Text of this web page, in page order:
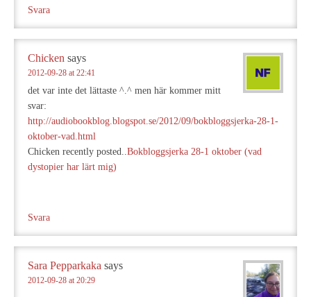
Svara
Chicken says
2012-09-28 at 22:41
det var inte det lättaste ^.^ men här kommer mitt
svar:
http://audiobookblog.blogspot.se/2012/09/bokbloggsjerka-28-1-
oktober-vad.html
Chicken recently posted..Bokbloggsjerka 28-1 oktober (vad
dystopier har lärt mig)
Svara
Sara Pepparkaka says
2012-09-28 at 20:29